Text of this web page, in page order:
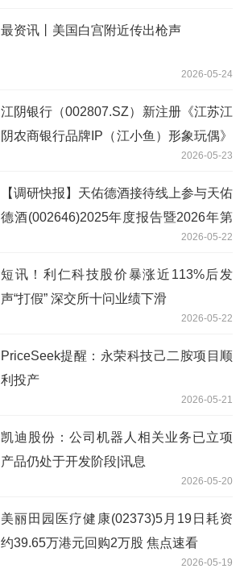
最资讯丨美国白宫附近传出枪声
2026-05-24
江阴银行（002807.SZ）新注册《江苏江
阴农商银行品牌IP（江小鱼）形象玩偶》
2026-05-23
【调研快报】天佑德酒接待线上参与天佑
德酒(002646)2025年度报告暨2026年第
一季度报告业绩说明会的全体投资者调研
2026-05-22
短讯！利仁科技股价暴涨近113%后发
声“打假” 深交所十问业绩下滑
2026-05-22
PriceSeek提醒：永荣科技己二胺项目顺
利投产
2026-05-21
凯迪股份：公司机器人相关业务已立项
产品仍处于开发阶段|讯息
2026-05-20
美丽田园医疗健康(02373)5月19日耗资
约39.65万港元回购2万股 焦点速看
2026-05-19